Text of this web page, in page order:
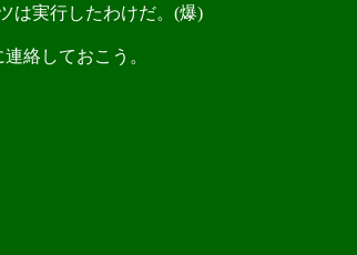
は実行したわけだ。(爆)
絡しておこう。